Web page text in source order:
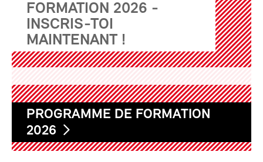
FORMATION 2026 -
INSCRIS-TOI
MAINTENANT !
PROGRAMME DE FORMATION
2026